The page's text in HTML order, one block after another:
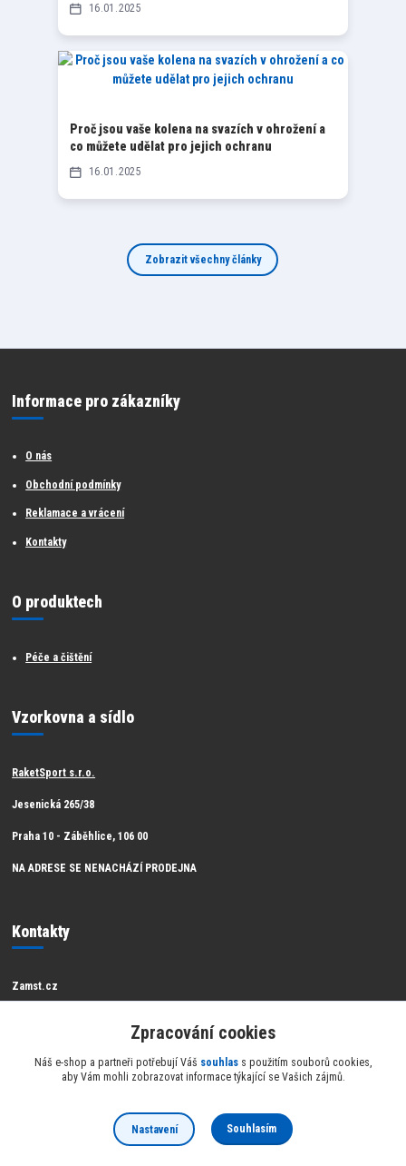
16 01 2025
16 01 2025
Proč jsou vaše kolena na svazích v ohrožení a
co můžete udělat pro jejich ochranu
Zobrazit všechny články
Informace pro zákazníky
O nás
Obchodní podmínky
Reklamace a vrácení
Kontakty
O produktech
Péče a čištění
Vzorkovna a sídlo
RaketSport s.r.o.
Jesenická 265/38
Praha 10 - Záběhlice, 106 00
NA ADRESE SE NENACHÁZÍ PRODEJNA
Kontakty
Zamst.cz
Zákaznická podpora Zamst
info@raketsport.cz
Zpracování cookies
Náš e-shop a partneři potřebují Váš souhlass použitím souborů cookies,
aby Vám mohli zobrazovat informace týkající se Vašich zájmů.
Nastavení Souhlasím